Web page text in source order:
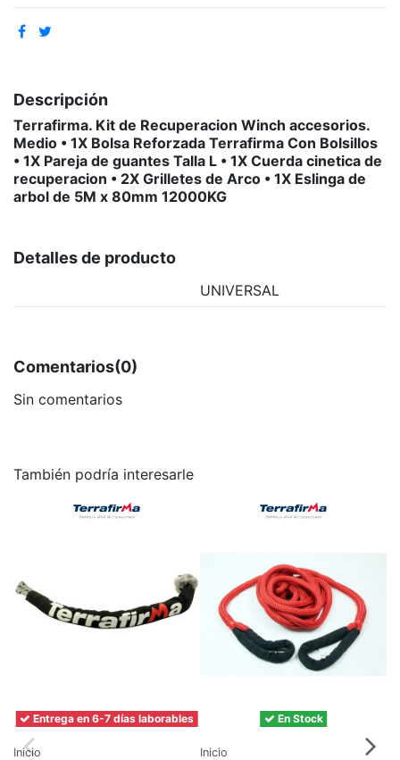
Descripción
Terrafirma. Kit de Recuperacion Winch accesorios.
Medio • 1X Bolsa Reforzada Terrafirma Con Bolsillos
• 1X Pareja de guantes Talla L • 1X Cuerda cinetica de
recuperacion • 2X Grilletes de Arco • 1X Eslinga de
arbol de 5M x 80mm 12000KG
Detalles de producto
UNIVERSAL
Comentarios(0)
Sin comentarios
También podría interesarle
Entrega en 6-7 días laborables
Inicio
En Stock
Inicio